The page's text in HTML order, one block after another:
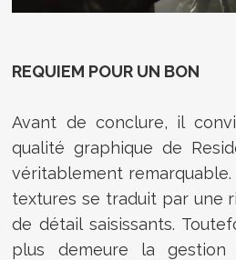
REQUIEM POUR UN BON
Avant de conclure, il
qualité graphique de
véritablement
textures se traduit par une
de détail saisissants.
plus demeure la